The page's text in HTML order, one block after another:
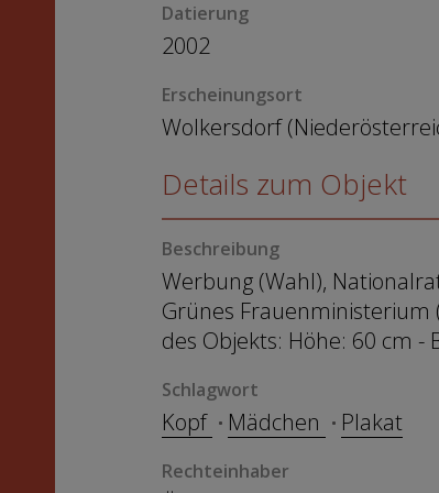
Datierung
2002
Erscheinungsort
Wolkersdorf
Details zum Objekt
Beschreibung
Werbung (Wahl),
Grünes Frauenministerium
des Objekts: Höhe: 60 cm -
Schlagwort
Kopf Mädchen Plakat
Rechteinhaber